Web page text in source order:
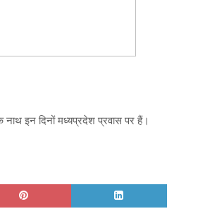
नाथ इन दिनों मध्यप्रदेश प्रवास पर हैं।